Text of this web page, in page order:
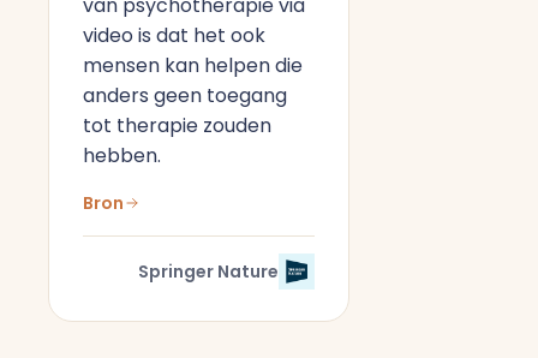
video is dat het ook
mensen kan helpen die
anders geen toegang
tot therapie zouden
hebben.
Bron
Springer Nature